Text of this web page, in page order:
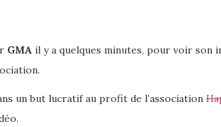
GMA il y a quelques minutes, pour voir son
un but lucratif au profit de l’association